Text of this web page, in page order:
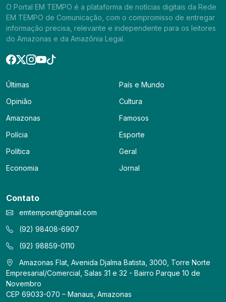
O Portal EM TEMPO é a plataforma de notícias digitais da Rede
EM TEMPO de Comunicação, com o compromisso de entregar
informação precisa, relevante e independente para os leitores
do Amazonas e da Amazônia Legal.
Últimas
Opinião
Amazonas
Polícia
Política
Economia
País e Mundo
Cultura
Famosos
Esporte
Geral
Jornal
Contato
emtempoet@gmail.com
(92) 98408-6907
(92) 98859-0110
Amazonas Flat, Avenida Djalma Batista, 3000, Torre Norte
Empresarial/Comercial, Salas 31 e 32 - Bairro Parque 10 de
Novembro
CEP 69033-070 – Manaus, Amazonas